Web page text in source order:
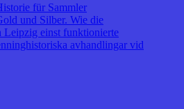
für Sammler
und Silber. Wie die
Leipzig einst funktionierte
avhandlingar vid